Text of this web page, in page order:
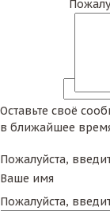
Оставьте своё
в ближайшее
Пожалуйста,
Ваше имя
Пожалуйста,